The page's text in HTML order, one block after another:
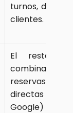
turnos, datos
clientes.
El
combina
reservas
directas
Google) y